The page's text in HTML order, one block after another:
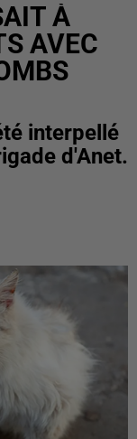
À
AVEC
interpellé
d'Anet.